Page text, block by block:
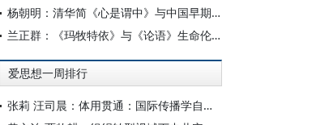
杨朝明：清华简《心是谓中》与中国早期心论——脉络重审、学术反思及古典学范式转型
兰正群：《玛牧特依》与《论语》生命伦理的认知共性
爱思想一周排行
张莉 汪司晨：体用贯通：国际传播学自主知识体系的建构逻辑与学科交叉进路